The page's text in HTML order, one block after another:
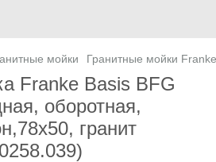
мойки Гранитные мойки Franke
Franke Basis BFG
оборотная,
гранит